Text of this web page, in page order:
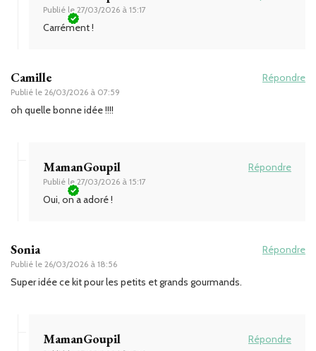
Publié le 27/03/2026 à 15:17
Carrément !
Camille
Publié le 26/03/2026 à 07:59
Répondre
oh quelle bonne idée !!!!
MamanGoupil
Publié le 27/03/2026 à 15:17
Répondre
Oui, on a adoré !
Sonia
Publié le 26/03/2026 à 18:56
Répondre
Super idée ce kit pour les petits et grands gourmands.
MamanGoupil Répondre